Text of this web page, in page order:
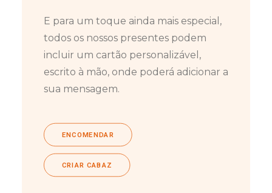
E para um toque ainda mais especial,
todos os nossos presentes podem
incluir um cartão personalizável,
escrito à mão, onde poderá adicionar a
sua mensagem.
ENCOMENDAR
CRIAR CABAZ